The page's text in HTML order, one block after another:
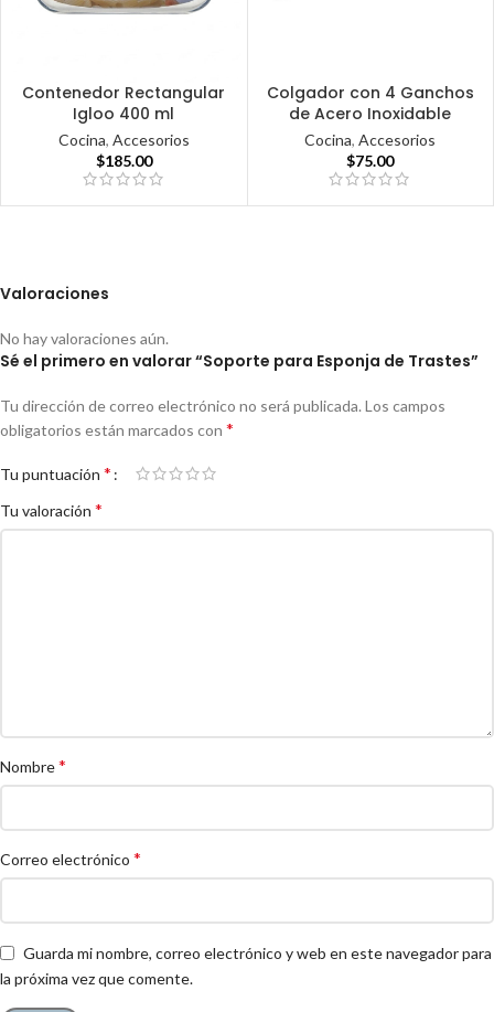
Contenedor Rectangular
Igloo 400 ml
Cocina, Accesorios
$185.00
Colgador con 4 Ganchos
de Acero Inoxidable
Cocina,Accesorios
$75.00
Valoraciones
No hay valoraciones aún.
Sé el primero en valorar “Soporte para Esponja de Trastes”
Tu dirección de correo electrónico no será publicada. Los campos
obligatorios están marcados con *
Tu puntuación *
Tu valoración *
Nombre*
Correo electrónico *
Guarda mi nombre, correo electrónico y web en este navegador para
la próxima vez que comente.